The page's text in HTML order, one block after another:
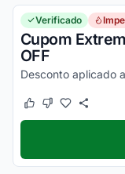
Verificado
Cupom
OFF
Este cupom
Este cupom não